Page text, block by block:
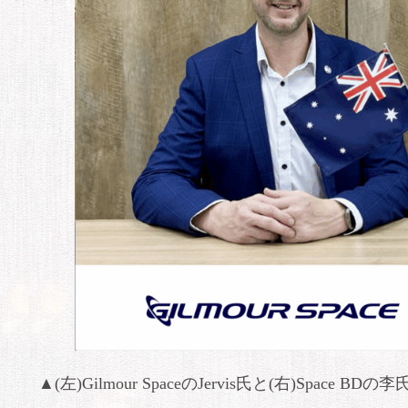
▲(左)Gilmour SpaceのJervis氏と(右)Space BDの李